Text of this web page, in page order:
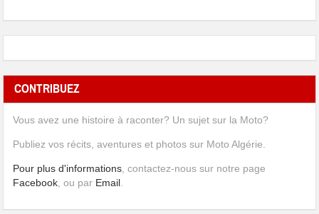
CONTRIBUEZ
Vous avez une histoire à raconter? Un sujet sur la Moto?
Publiez vos récits, aventures et photos sur Moto Algérie.
Pour plus d'informations, contactez-nous sur notre page
Facebook, ou par Email.